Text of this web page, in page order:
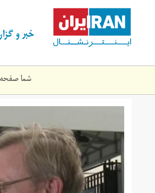
content خبر و
شما صفحه
2bryn_hwkh.jpg